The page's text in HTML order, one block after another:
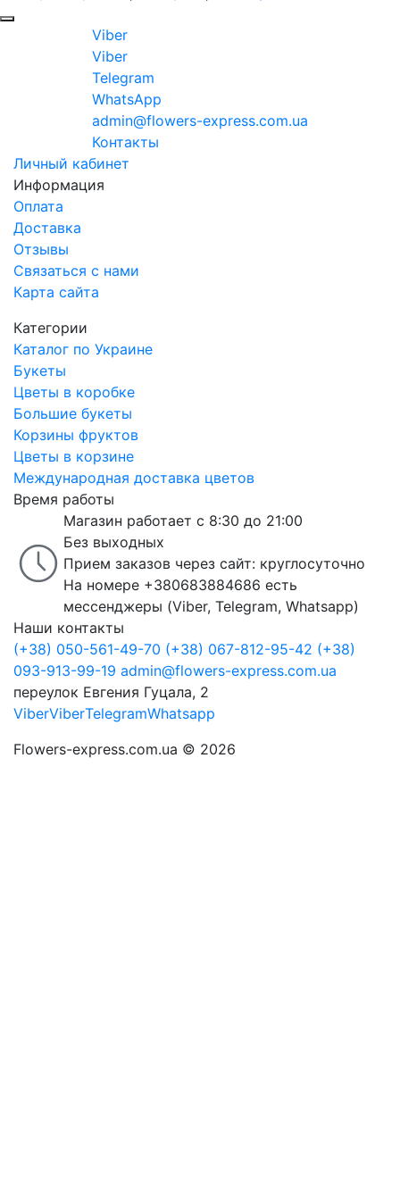
Viber
Viber
Telegram
WhatsApp
admin@flowers-express.com.ua
Контакты
Личный кабинет
Информация
Оплата
Доставка
Отзывы
Связаться с нами
Карта сайта
Категории
Каталог по Украине
Букеты
Цветы в коробке
Большие букеты
Корзины фруктов
Цветы в корзине
Международная доставка цветов
Время работы
Магазин работает с 8:30 до 21:00
Без выходных
Прием заказов через сайт: круглосуточно
На номере +380683884686 есть
мессенджеры (Viber, Telegram, Whatsapp)
Наши контакты
(+38) 050-561-49-70 (+38) 067-812-95-42 (+38)
093-913-99-19 admin@flowers-express.com.ua
переулок Евгения Гуцала, 2
ViberViberTelegramWhatsapp
Flowers-express.com.ua © 2026